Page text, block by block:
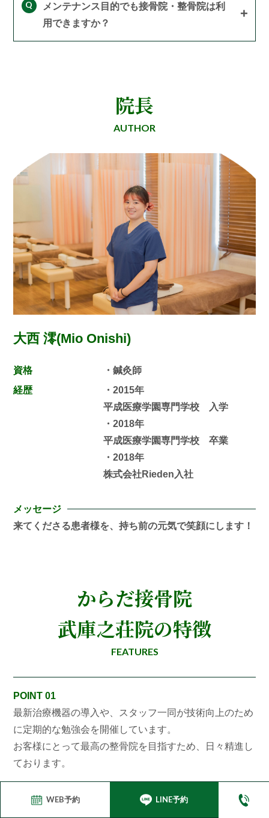
WEB予約 LINE予約
Q
メンテナンス目的でも接骨院・整骨院は利
用できますか？
院長
AUTHOR
大西 澪(Mio Onishi)
資格
・鍼灸師
経歴
・2015年
平成医療学園専門学校 入学
・2018年
平成医療学園専門学校 卒業
・2018年
株式会社Rieden入社
メッセージ
来てくださる患者様を、持ち前の元気で笑顔にします！
からだ接骨院
武庫之荘院の特徴
FEATURES
POINT 01
最新治療機器の導入や、スタッフ一同が技術向上のため
に定期的な勉強会を開催しています。
お客様にとって最高の整骨院を目指すため、日々精進し
ております。
POINT 02